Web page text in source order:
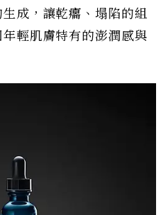
成，讓乾癟、塌陷的組
輕肌膚特有的澎潤感與